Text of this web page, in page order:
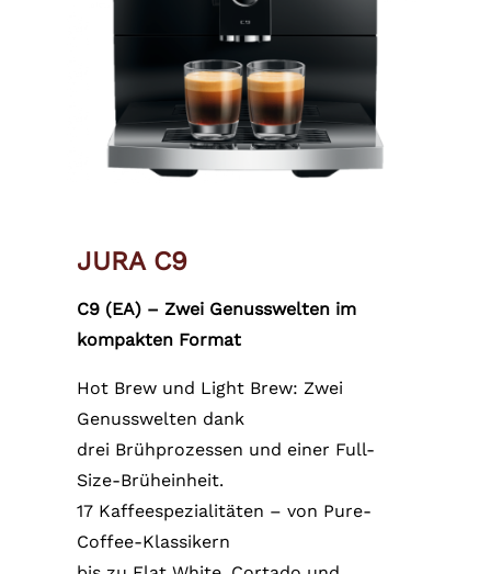
JURA C9
C9 (EA) – Zwei Genusswelten im
kompakten Format
Hot Brew und Light Brew: Zwei
Genusswelten dank
drei Brühprozessen und einer Full-
Size-Brüheinheit.
17 Kaffeespezialitäten – von Pure-
Coffee-Klassikern